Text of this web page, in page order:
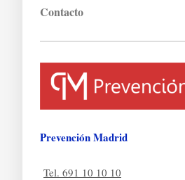
Contacto
Prevención Madrid
Tel. 691 10 10 10